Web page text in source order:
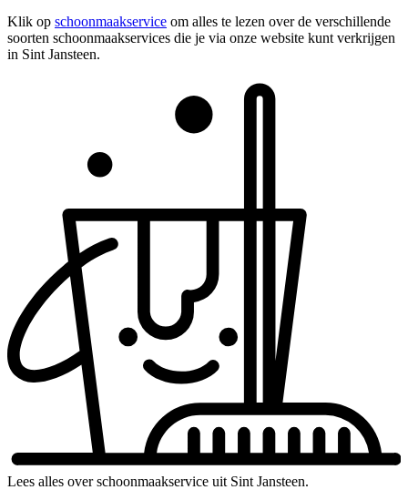
Klik op schoonmaakservice om alles te lezen over de verschillende
soorten schoonmaakservices die je via onze website kunt verkrijgen
in Sint Jansteen.
Lees alles over schoonmaakservice uit Sint Jansteen.